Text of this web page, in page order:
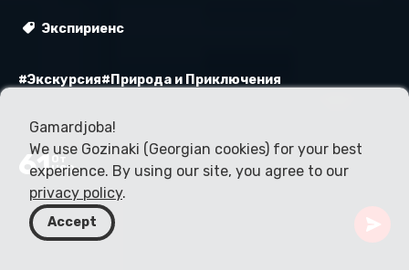
Экспириенс
#Экскурсия#Природа и Приключения
61От
USD
Gamardjoba!
We use Gozinaki (Georgian cookies) for your best
experience. By using our site, you agree to our
privacy policy.
Accept